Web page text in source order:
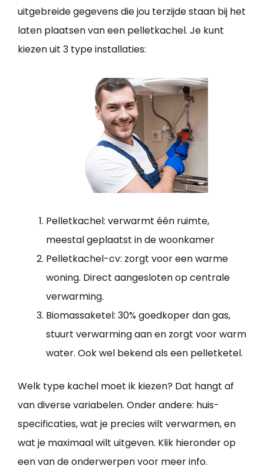
uitgebreide gegevens die jou terzijde staan bij het
laten plaatsen van een pelletkachel. Je kunt
kiezen uit 3 type installaties:
Pelletkachel: verwarmt één ruimte,
meestal geplaatst in de woonkamer
Pelletkachel-cv: zorgt voor een warme
woning. Direct aangesloten op centrale
verwarming.
Biomassaketel: 30% goedkoper dan gas,
stuurt verwarming aan en zorgt voor warm
water. Ook wel bekend als een pelletketel.
Welk type kachel moet ik kiezen? Dat hangt af
van diverse variabelen. Onder andere: huis-
specificaties, wat je precies wilt verwarmen, en
wat je maximaal wilt uitgeven. Klik hieronder op
een van de onderwerpen voor meer info.